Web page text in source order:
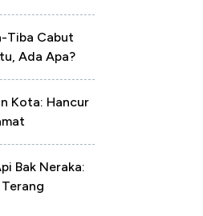
Tiba Cabut
Ada Apa?
Kota: Hancur
Bak Neraka: